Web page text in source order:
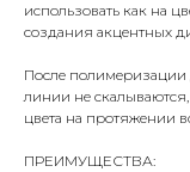
использовать как на
создания акцентных
После полимеризации
линии не
цвета на протяжении
ПРЕИМУЩЕСТВА: